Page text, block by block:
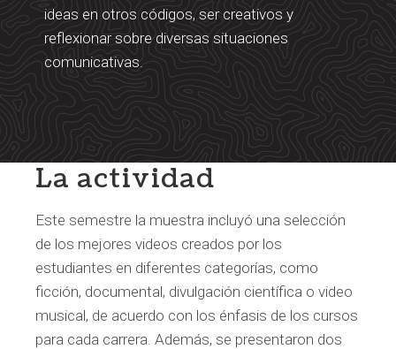
ideas en otros códigos, ser creativos y
reflexionar sobre diversas situaciones
comunicativas.
La actividad
Este semestre la muestra incluyó una selección
de los mejores videos creados por los
estudiantes en diferentes categorías, como
ficción, documental, divulgación científica o video
musical, de acuerdo con los énfasis de los cursos
para cada carrera. Además, se presentaron dos